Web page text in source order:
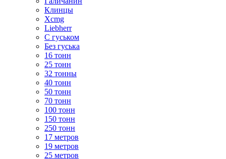
Клинцы
Xcmg
Liebherr
С гуськом
Без гуська
16 тонн
25 тонн
32 тонны
40 тонн
50 тонн
70 тонн
100 тонн
150 тонн
250 тонн
17 метров
19 метров
25 метров